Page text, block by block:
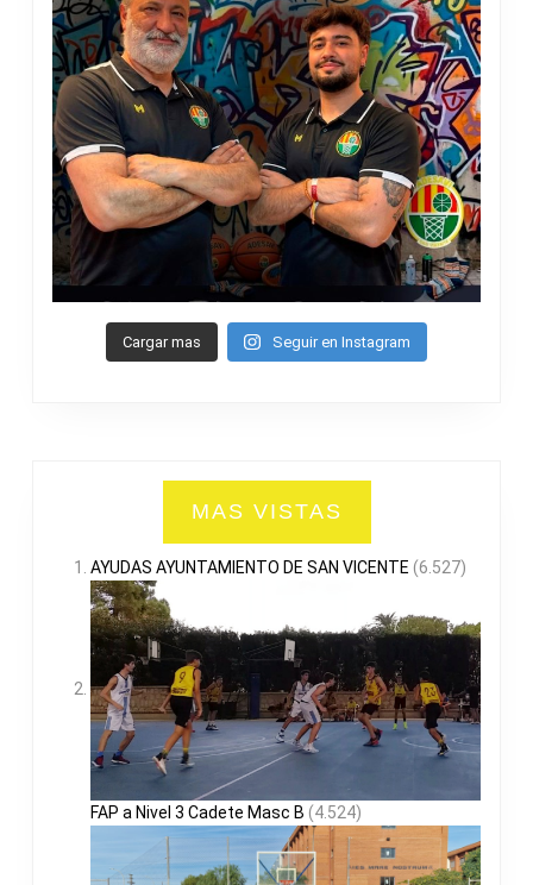
Cargar mas Seguir en Instagram
MAS VISTAS
AYUDAS AYUNTAMIENTO DE SAN VICENTE (6.527)
FAP a Nivel 3 Cadete Masc B (4.524)